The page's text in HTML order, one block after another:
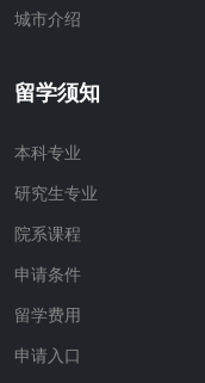
城市介绍
留学须知
本科专业
研究生专业
院系课程
申请条件
留学费用
申请入口